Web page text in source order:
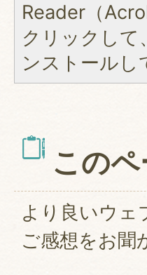
Reader（
クリックし
ンストールし
この
より良いウェ
ご感想をお聞